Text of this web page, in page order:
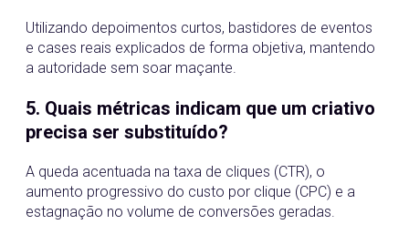
Utilizando depoimentos curtos, bastidores de eventos
e cases reais explicados de forma objetiva, mantendo
a autoridade sem soar maçante.
5. Quais métricas indicam que um criativo
precisa ser substituído?
A queda acentuada na taxa de cliques (CTR), o
aumento progressivo do custo por clique (CPC) e a
estagnação no volume de conversões geradas.